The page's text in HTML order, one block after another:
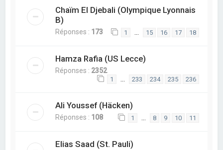
Chaïm El Djebali (Olympique Lyonnais
B)
Réponses : 173 1 15 16 17 18
Hamza Rafia (US Lecce)
Réponses : 2352
1 233 234 235 236
Ali Youssef (Häcken)
Réponses : 108 1 … 8 9 10 11
Elias Saad (St. Pauli)